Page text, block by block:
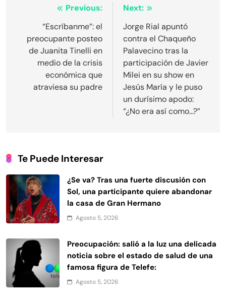
Navegación
entradas
Previous:
“Escríbanme”: el
preocupante posteo
de Juanita Tinelli en
medio de la crisis
económica que
atraviesa su padre
Next:
Jorge Rial apuntó
contra el Chaqueño
Palavecino tras la
participación de Javier
Milei en su show en
Jesús María y le puso
un durísimo apodo:
“¿No era así como…?”
Te Puede Interesar
¿Se va? Tras una fuerte discusión con
Sol, una participante quiere abandonar
la casa de Gran Hermano
Agosto 5, 2026
Preocupación: salió a la luz una delicada
noticia sobre el estado de salud de una
famosa figura de Telefe:
Agosto 5, 2026